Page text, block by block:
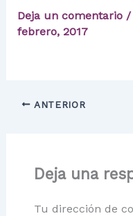
Deja un comentario /
febrero, 2017
ANTERIOR
Deja una
Tu dirección de